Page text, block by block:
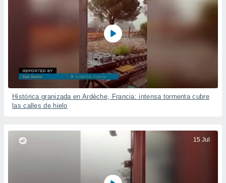
Histórica granizada en Ardèche, Francia: intensa tormenta cubre
las calles de hielo
15 Jul